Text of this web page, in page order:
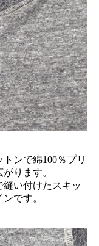
ンで綿100％プリ
ります。
い付けたスキッ
です。